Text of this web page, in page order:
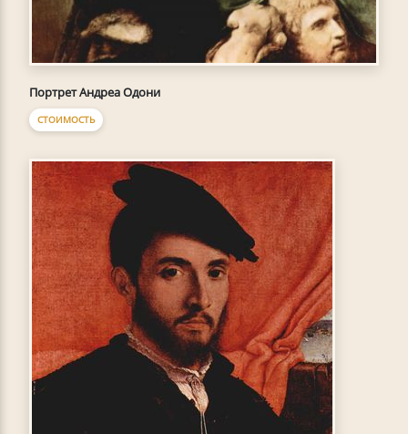
Портрет Андреа Одони
СТОИМОСТЬ